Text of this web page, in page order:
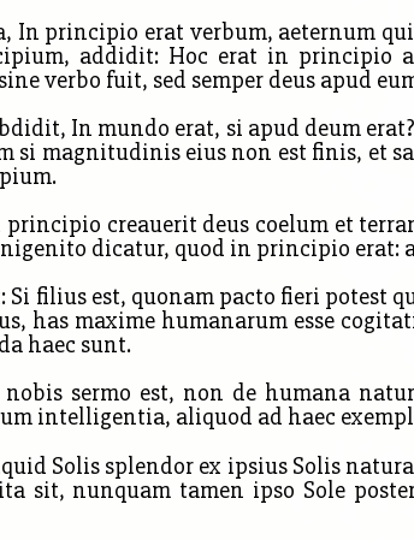
In principio erat verbum, aeternum
addidit: Hoc erat in principio
verbo fuit, sed semper deus apud
In mundo erat, si apud deum
si magnitudinis eius non est finis, et
principio creauerit deus coelum et
dicatur, quod in principio
Si filius est, quonam pacto fieri potest
has maxime humanarum esse
haec sunt.
sermo est, non de humana
intelligentia, aliquod ad haec
Solis splendor ex ipsius Solis
sit, nunquam tamen ipso Sole